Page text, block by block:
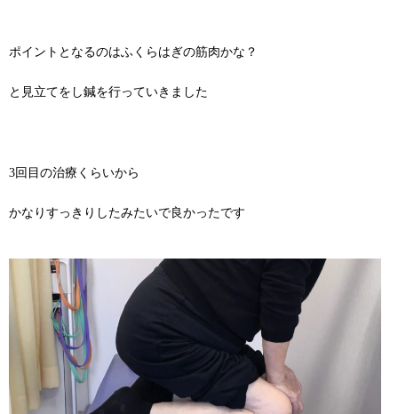
ポイントとなるのはふくらはぎの筋肉かな？
と見立てをし鍼を行っていきました
3回目の治療くらいから
かなりすっきりしたみたいで良かったです